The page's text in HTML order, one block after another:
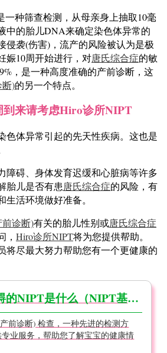
一种筛查检测，从母亲身上抽取10毫
中的胎儿DNA来确定染色体异常的
侵袭(伤害)，流产的风险被认为是极
娠10周开始进行，对唐氏综合症的敏
，是一种高度准确的产前诊断，这
断)的另一个特点。
到来请考虑Hiro诊所NIPT
色体异常引起的先天性疾病。这也是
障碍、身体发育迟缓和心脏病等许多
胎儿是否有患唐氏综合症的风险，有
活环境做好准备。
诊断)有关的胎儿性别或唐氏综合症
， Hiro诊所NIPT将为您提供帮助。
将尽最大努力帮助您有一个更健康的
可检测智力障碍的NIPT是什么（NIPT基础知识）
前诊断) 检查，一种先进的检测方
业服务，帮助您了解宝宝的健康情